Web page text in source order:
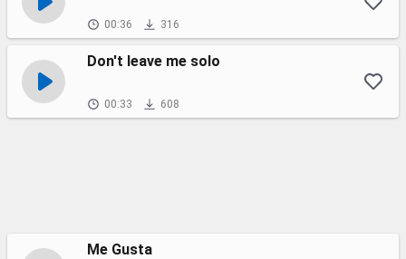
00:36 316
Don't leave me solo
00:33 608
Me Gusta